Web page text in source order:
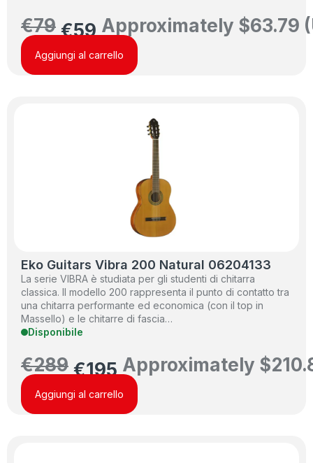
€79 €59 Approximately $63.79
Aggiungi al carrello
Eko Guitars Vibra 200 Natural 06204133
La serie VIBRA è studiata per gli studenti di chitarra
classica. Il modello 200 rappresenta il punto di contatto tra
una chitarra performante ed economica (con il top in
Massello) e le chitarre di fascia…
Disponibile
€289 €195 Approximately $
Aggiungi al carrello